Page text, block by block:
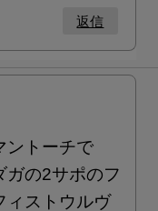
返信
ントーチで
ガの2サポのフ
ィストウルヴ